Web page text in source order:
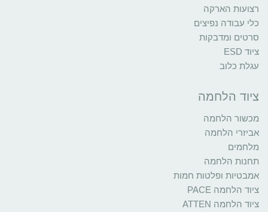
רצועות הארקה
כלי עבודה נפיצים
סרטים ומדבקות
ציוד ESD
עגלת כלוב
ציוד הלחמה
מכשור הלחמה
אביזרי הלחמה
מלחמים
תחנות הלחמה
אמבטיות ופלטות חמות
ציוד הלחמה PACE
ציוד הלחמה ATTEN